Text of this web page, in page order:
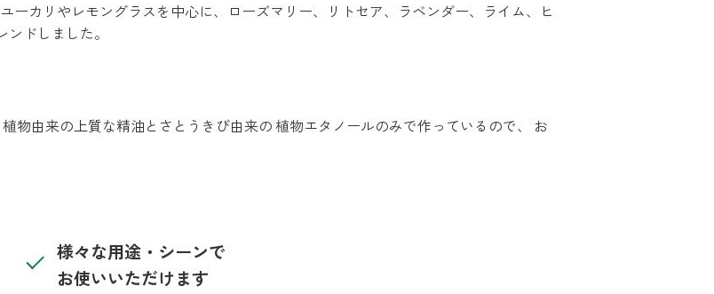
ーカリやレモングラスを中心に、ローズマリー、リトセア、ラベンダー、ライム、ヒ
ドしました。
物由来の上質な精油とさとうきび由来の 植物エタノールのみで作っているので、 お
様々な用途・シーンで
お使いいただけます